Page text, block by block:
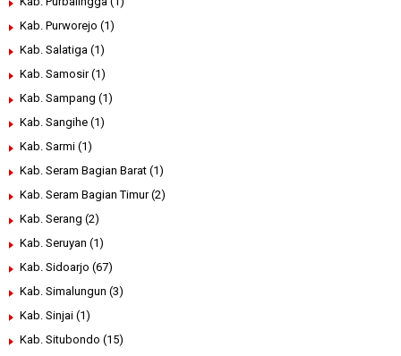
Kab. Purworejo (1)
Kab. Salatiga (1)
Kab. Samosir (1)
Kab. Sampang (1)
Kab. Sangihe (1)
Kab. Sarmi (1)
Kab. Seram Bagian Barat (1)
Kab. Seram Bagian Timur (2)
Kab. Serang (2)
Kab. Seruyan (1)
Kab. Sidoarjo (67)
Kab. Simalungun (3)
Kab. Sinjai (1)
Kab. Situbondo (15)